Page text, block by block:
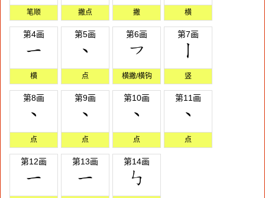
笔顺 撇点 撇 横
第4画
横
第5画
点
第6画
横撇/横钩
第7画
竖
第8画
点
第9画
点
第10画
点
第11画
点
第12画 第13画 第14画